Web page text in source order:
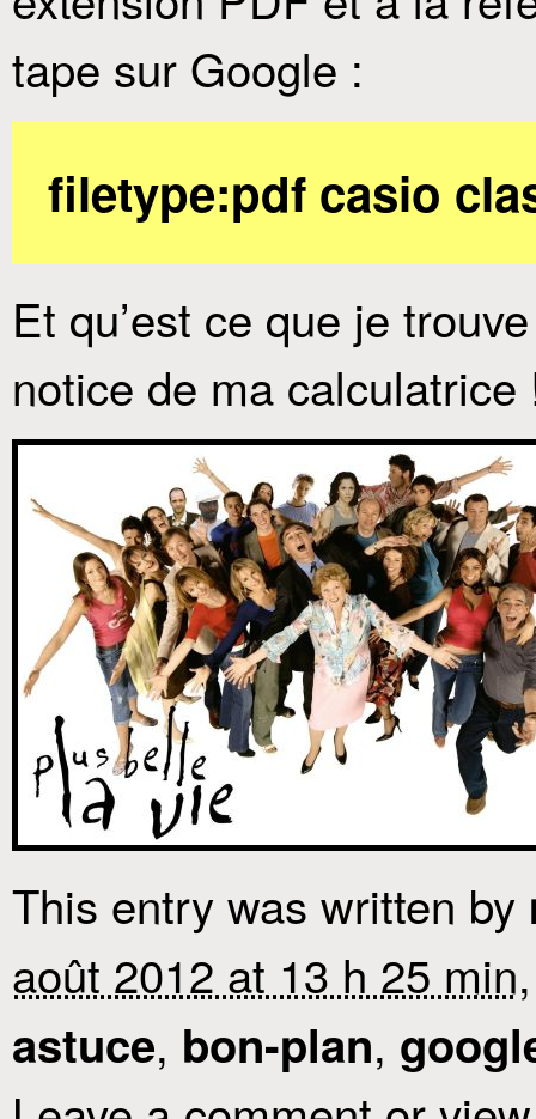
tape sur Google :
filetype:pdf casio
Et qu’est ce que je
notice de ma
This entry was written by
août 2012 at 13 h 25 min
astuce, bon-plan,